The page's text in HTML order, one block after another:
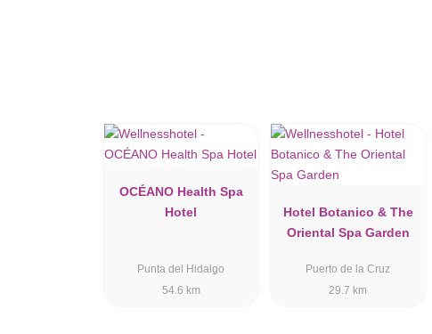
OCÉANO Health Spa
Hotel
Punta del Hidalgo
54.6 km
Hotel Botanico & The
Oriental Spa Garden
Puerto de la Cruz
29.7 km